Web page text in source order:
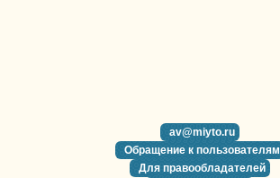
av@miyto.ru
Обращение к пользователям
Для правообладателей